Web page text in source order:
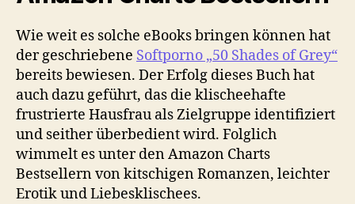
Wie weit es solche eBooks bringen können hat
der geschriebene Softporno „50 Shades of Grey“
bereits bewiesen. Der Erfolg dieses Buch hat
auch dazu geführt, das die klischeehafte
frustrierte Hausfrau als Zielgruppe identifiziert
und seither überbedient wird. Folglich
wimmelt es unter den Amazon Charts
Bestsellern von kitschigen Romanzen, leichter
Erotik und Liebesklischees.